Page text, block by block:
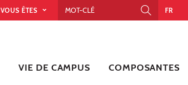
VOUS ÊTES FR
VIE DE CAMPUS COMPOSANTES